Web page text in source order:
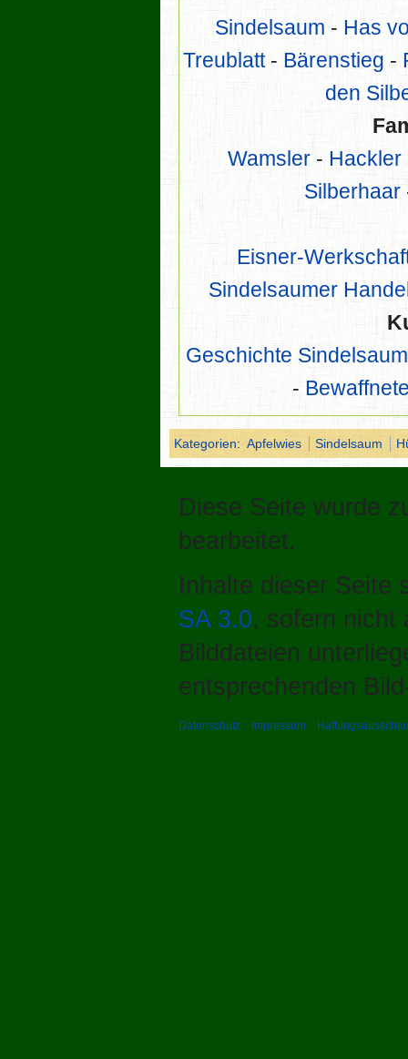
Sindelsaum - Has
Treublatt- Bärenstieg -
den
Wamsler - Hackler
Silberhaar
Eisner-
Sindelsaumer
Geschichte
-
Kategorien: Apfelwies Sindelsaum
Diese Seite wurde
bearbeitet.
Inhalte dieser Seite
SA 3.0, sofern nicht
Bilddateien
entsprechenden
Datenschutz Impressum